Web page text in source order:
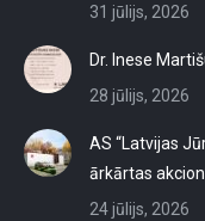
31 jūlijs, 2026
Dr. Inese
28 jūlijs, 2026
AS “Latvijas
ārkārtas
24 jūlijs, 2026